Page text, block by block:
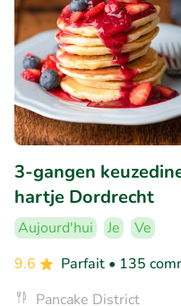
3-gangen
hartje Dordrecht
Aujourd'hui Je
Ve
9.6
Parfait • 135
Pancake District